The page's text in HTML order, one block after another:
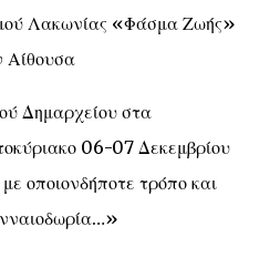
Λακωνίας «Φάσμα Ζωής»
Αίθουσα
Δημαρχείου στα
06-07 Δεκεμβρίου
οποιονδήποτε τρόπο και